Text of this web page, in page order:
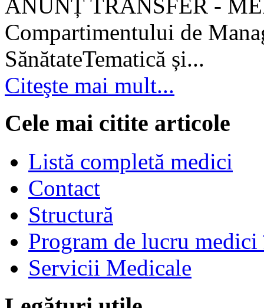
ANUNȚ TRANSFER -
Compartimentului de
SănătateTematică și...
Citeşte mai mult...
Cele mai citite articole
Listă completă medici
Contact
Structură
Program de lucru
Servicii Medicale